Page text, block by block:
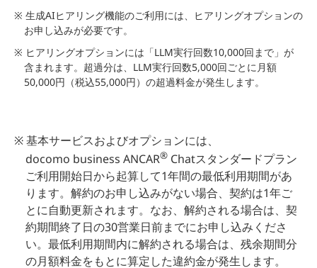
※ 生成AIヒアリング機能のご利用には、ヒアリングオプションの
お申し込みが必要です。
※ ヒアリングオプションには「LLM実行回数10,000回まで」が
含まれます。超過分は、LLM実行回数5,000回ごとに月額
50,000円（税込55,000円）の超過料金が発生します。
※ 基本サービスおよびオプションには、
docomo business ANCAR® Chatスタンダードプラン
ご利用開始日から起算して1年間の最低利用期間があ
ります。解約のお申し込みがない場合、契約は1年ご
とに自動更新されます。なお、解約される場合は、契
約期間終了日の30営業日前までにお申し込みくださ
い。最低利用期間内に解約される場合は、残余期間分
の月額料金をもとに算定した違約金が発生します。